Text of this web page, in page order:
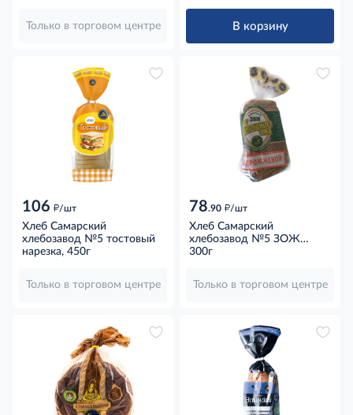
Только в торговом центре В корзину
106 д/шт
Хлеб Самарский
хлебозавод №5 тостовый
нарезка, 450г
Только в торговом центре
78.90 д/шт
Хлеб Самарский
хлебозавод №5 ЗОЖ
бездрожжевой
300г
Только в торговом центре